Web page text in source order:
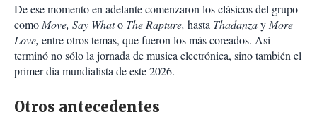
De ese momento en adelante comenzaron los clásicos del grupo
como Move, Say Whato The Rapture, hasta Thadanzay More
Love, entre otros temas, que fueron los más coreados. Así
terminó no sólo la jornada de musica electrónica, sino también el
primer día mundialista de este 2026.
Otros antecedentes